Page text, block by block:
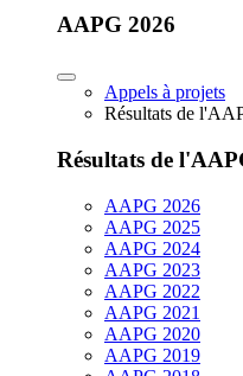
AAPG 2026
Appels à projets
Résultats de
Résultats de
AAPG 2026
AAPG 2025
AAPG 2024
AAPG 2023
AAPG 2022
AAPG 2021
AAPG 2020
AAPG 2019